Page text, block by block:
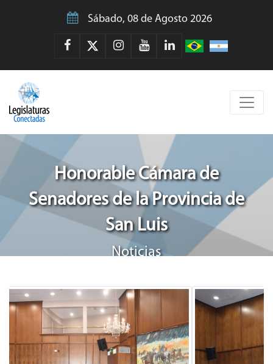
Sábado, 08 de Agosto 2026
Honorable Cámara de
Senadores de la Provincia de
San Luis
Noticias